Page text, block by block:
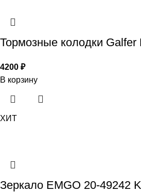
Тормозные колодки
4200 ₽
В корзину
ХИТ
Зеркало EMGO 20-49242